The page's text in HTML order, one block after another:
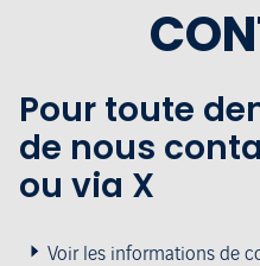
Pour toute
de nous
ou via X
Voir les informations de